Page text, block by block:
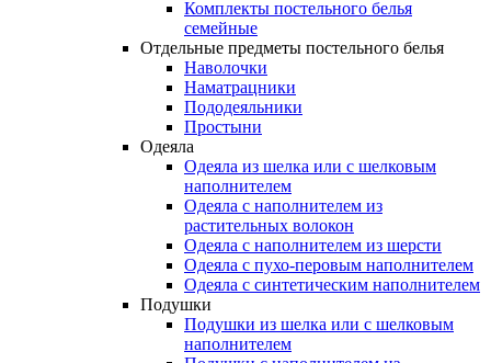
Комплекты постельного белья
семейные
Отдельные предметы постельного белья
Наволочки
Наматрацники
Пододеяльники
Простыни
Одеяла
Одеяла из шелка или с шелковым
наполнителем
Одеяла с наполнителем из
растительных волокон
Одеяла с наполнителем из шерсти
Одеяла с пухо-перовым наполнителем
Одеяла с синтетическим наполнителем
Подушки
Подушки из шелка или с шелковым
наполнителем